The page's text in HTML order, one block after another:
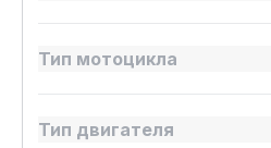
Тип мотоцикла
Тип двигателя